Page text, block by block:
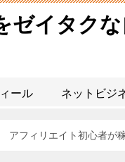
ゼイタクな
ール ネットビジ
アフィリエイト初心者が